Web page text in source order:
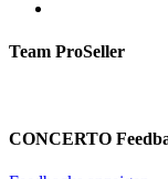
Team ProSeller
CONCERTO